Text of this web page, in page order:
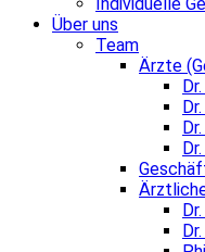
Über uns
Team
Ärzte